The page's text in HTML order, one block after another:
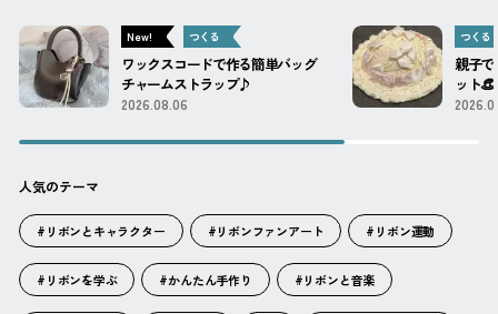
New! つくる
ワックスコードで作る簡単バッグ
チャームストラップ♪
2026.08.06
つくる
親子
ット👒
人気のテーマ
#リボンとキャラクター #リボンファンアート #リボン運動
#リボンを学ぶ #かんたん手作り #リボンと音楽